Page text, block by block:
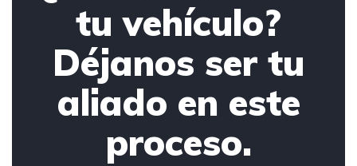
tu vehículo?
Déjanos ser tu
aliado en este
proceso.